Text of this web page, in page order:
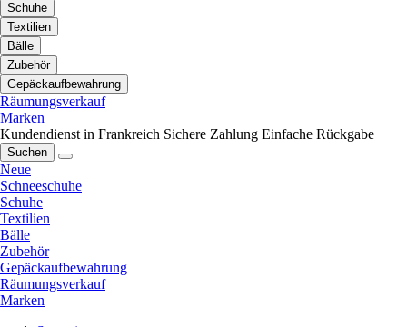
Schuhe
Textilien
Bälle
Zubehör
Gepäckaufbewahrung
Räumungsverkauf
Marken
Kundendienst in Frankreich Sichere Zahlung Einfache Rückgabe
Suchen
Neue
Schneeschuhe
Schuhe
Textilien
Bälle
Zubehör
Gepäckaufbewahrung
Räumungsverkauf
Marken